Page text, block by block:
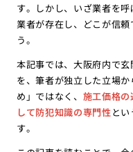
す。しかし、いざ業者を
業者が存在し、どこが信
う。
本記事では、大阪府内で
を、筆者が独立した立場
め」ではなく、 施工価格
して防犯知識の専門性と
す。